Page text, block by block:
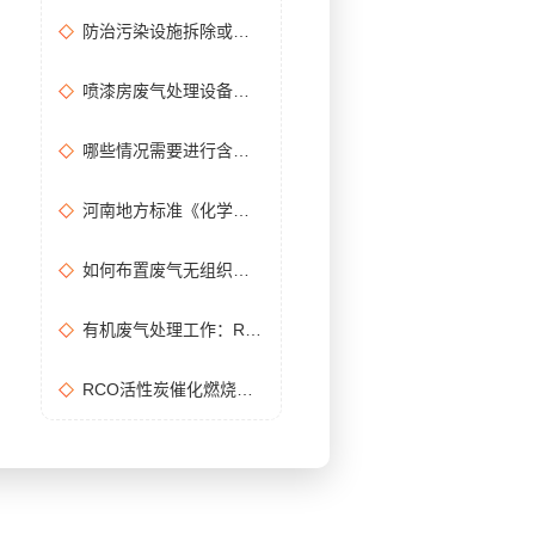
喷漆房废气处理设备选购准则
哪些情况需要进行含氧量折算？如何进行含氧量折算？
河南地方标准《化学肥料工业大气污染物排放标准》征求意见稿
RCO活性炭催化燃烧设备处理废气步骤